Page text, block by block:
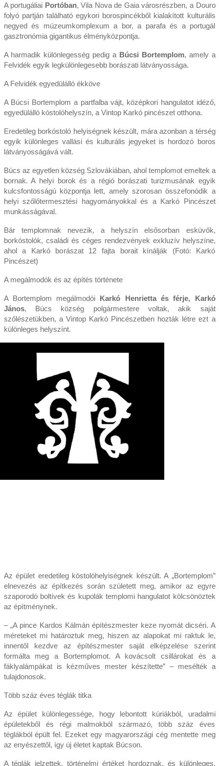
A portugáliai Portóban, Vila Nova de Gaia városrészben, a Douro
folyó partján található egykori borospincékből kialakított kulturális
negyed és múzeumkomplexum a bor, a parafa és a portugál
gasztronómia gigantikus élményközpontja.
A harmadik különlegesség pedig a Búcsi Bortemplom, amely a
Felvidék egyik legkülönlegesebb borászati látványossága.
A Felvidék egyedülálló ékköve
A Búcsi Bortemplom a partfalba vájt, középkori hangulatot idéző,
egyedülálló kóstolóhelyszín, a Vintop Karkó pincészet otthona.
Eredetileg borkóstoló helyiségnek készült, mára azonban a térség
egyik különleges vallási és kulturális jegyeket is hordozó boros
látványosságává vált.
Búcs az egyetlen község Szlovákiában, ahol templomot emeltek a
bornak. A helyi borok és a régió borászati turizmusának egyik
kulcsfontosságú központja lett, amely szorosan összefonódik a
helyi szőlőtermesztési hagyományokkal és a Karkó Pincészet
munkásságával.
Bár templomnak nevezik, a helyszín elsősorban esküvők,
borkóstolók, családi és céges rendezvények exkluzív helyszíne,
ahol a Karkó borászat 12 fajta borait kínálják (Fotó: Karkó
Pincészet)
A megálmodók és az építés története
A Bortemplom megálmodói Karkó Henrietta és férje, Karkó
János, Búcs község polgármestere voltak, akik saját
szőlészetükben, a Vintop Karkó Pincészetben hozták létre ezt a
különleges helyszínt.
Az épület eredetileg kóstolóhelyiségnek készült. A „Bortemplom”
elnevezés az építkezés során született meg, amikor az egyre
szaporodó boltívek és kupolák templomi hangulatot kölcsönöztek
az építménynek.
– „A pince Kardos Kálmán építészmester keze nyomát dicséri. A
méreteket mi határoztuk meg, hiszen az alapokat mi raktuk le,
innentől kezdve az építészmester saját elképzelése szerint
formálta meg a Bortemplomot. A kovácsolt csillárokat és a
fáklyalámpákat is kézműves mester készítette” – mesélték a
tulajdonosok.
Több száz éves téglák titka
Az épület különlegessége, hogy lebontott kúriákból, uradalmi
épületekből és régi malmokból származó, több száz éves
téglákból épült fel. Ezeket egy magyarországi cég mentette meg
az enyészettől, így új életet kaptak Búcson.
A téglák jelzettek, történelmi értéket hordoznak, és különleges,